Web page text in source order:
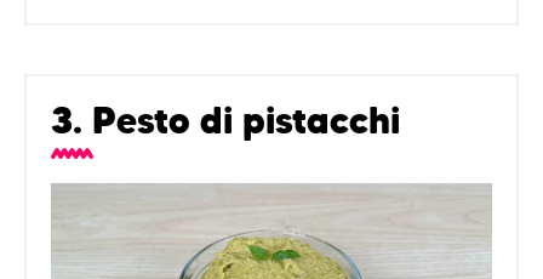
3. Pesto di pistacchi